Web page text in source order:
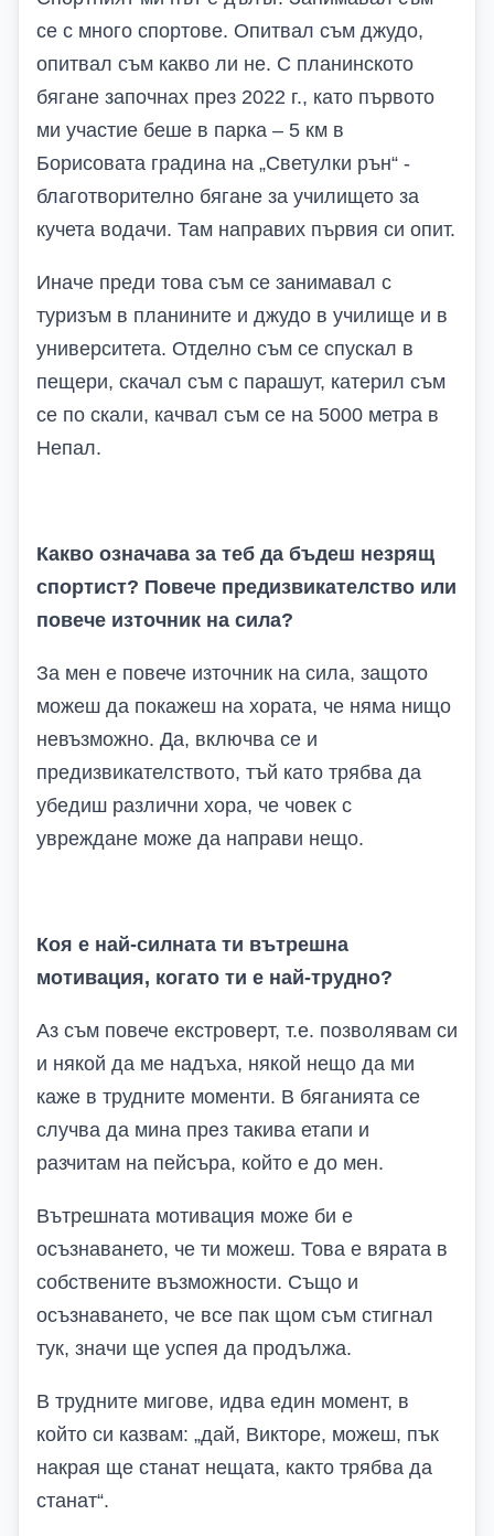
се с много спортове. Опитвал съм джудо,
опитвал съм какво ли не. С планинското
бягане започнах през 2022 г., като първото
ми участие беше в парка – 5 км в
Борисовата градина на „Светулки рън“ -
благотворително бягане за училището за
кучета водачи. Там направих първия си опит.
Иначе преди това съм се занимавал с
туризъм в планините и джудо в училище и в
университета. Отделно съм се спускал в
пещери, скачал съм с парашут, катерил съм
се по скали, качвал съм се на 5000 метра в
Непал.
Какво означава за теб да бъдеш незрящ
спортист? Повече предизвикателство или
повече източник на сила?
За мен е повече източник на сила, защото
можеш да покажеш на хората, че няма нищо
невъзможно. Да, включва се и
предизвикателството, тъй като трябва да
убедиш различни хора, че човек с
увреждане може да направи нещо.
Коя е най-силната ти вътрешна
мотивация, когато ти е най-трудно?
Аз съм повече екстроверт, т.е. позволявам си
и някой да ме надъха, някой нещо да ми
каже в трудните моменти. В бяганията се
случва да мина през такива етапи и
разчитам на пейсъра, който е до мен.
Вътрешната мотивация може би е
осъзнаването, че ти можеш. Това е вярата в
собствените възможности. Също и
осъзнаването, че все пак щом съм стигнал
тук, значи ще успея да продължа.
В трудните мигове, идва един момент, в
който си казвам: „дай, Викторе, можеш, пък
накрая ще станат нещата, както трябва да
станат“.